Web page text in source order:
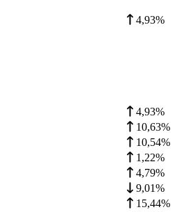
4,93%
4,93%
10,63%
10,54%
1,22%
4,79%
9,01%
15,44%